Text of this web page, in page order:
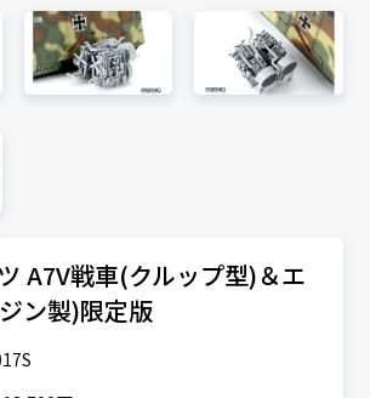
A7V戦車(クルップ型)＆エ
ン製)限定版